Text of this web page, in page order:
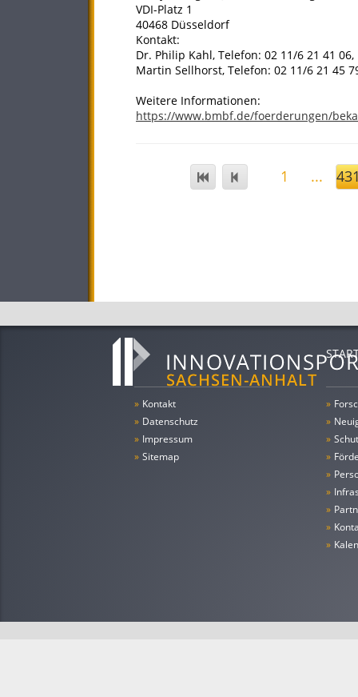
VDI-Platz 1
40468 Düsseldorf
Kontakt:
Dr. Philip Kahl, Telefon: 02 11/6 21 41
Martin Sellhorst, Telefon: 02 11/6 21 45
Weitere Informationen:
https://www.bmbf.de/foerderungen/
1 ...
» Kontakt
» Datenschutz
» Impressum
» Sitemap
»
»
»
»
»
»
»
»
»